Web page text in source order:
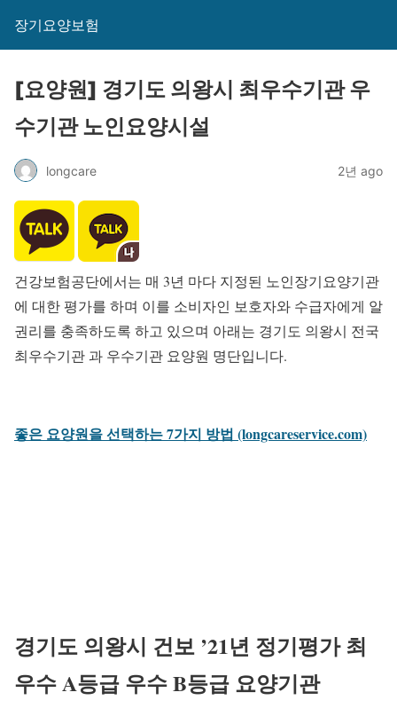
장기요양보험
[요양원] 경기도 의왕시 최우수기관 우
수기관 노인요양시설
longcare 2년 ago
건강보험공단에서는 매 3년 마다 지정된 노인장기요양기관
에 대한 평가를 하며 이를 소비자인 보호자와 수급자에게 알
권리를 충족하도록 하고 있으며 아래는 경기도 의왕시 전국
최우수기관 과 우수기관 요양원 명단입니다.
좋은 요양원을 선택하는 7가지 방법 (longcareservice.com)
경기도 의왕시 건보 ’21년 정기평가 최
우수 A등급 우수 B등급 요양기관